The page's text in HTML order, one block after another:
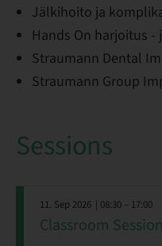
Jälkihoito ja
Hands On harjoitus
Straumann Dental
Straumann Group
Sessions
11. Sep 2026 | 08:30 – 17:00
Classroom Session